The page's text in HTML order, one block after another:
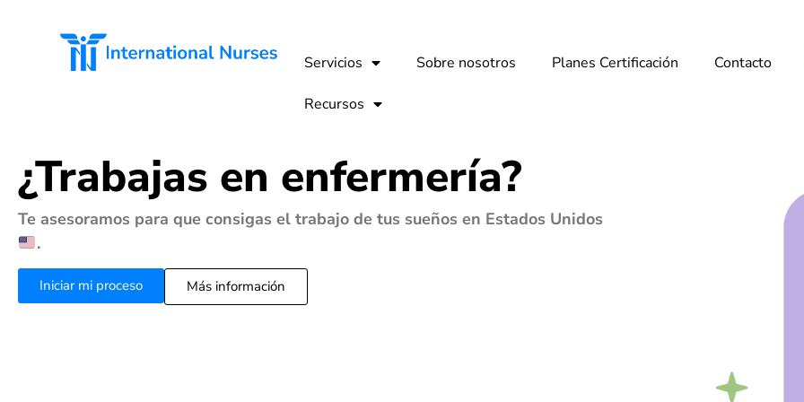
Servicios Sobre nosotros Planes Certificación Contacto
Recursos
¿Trabajas en enfermería?
Te asesoramos para que consigas el trabajo de tus sueños en Estados Unidos
.
Iniciar mi proceso Más información